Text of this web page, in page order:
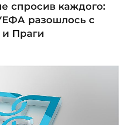
спросив каждого:
разошлось с
Праги